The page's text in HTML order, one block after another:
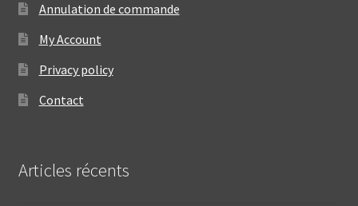
Annulation de commande
My Account
Privacy policy
Contact
Articles récents